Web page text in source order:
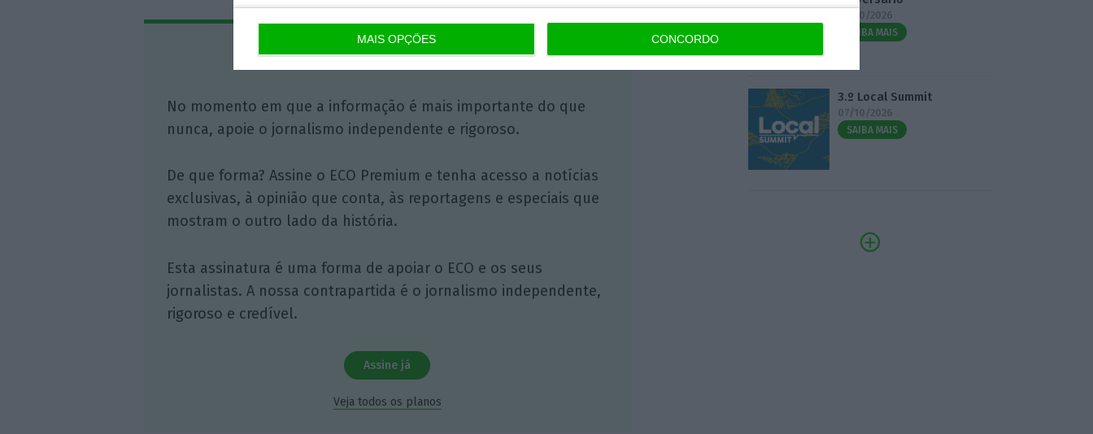
MAIS OPÇÕES CONCORDO
Assine o ECO Premium
No momento em que a informação é mais importante do que
nunca, apoie o jornalismo independente e rigoroso.
De que forma? Assine o ECO Premium e tenha acesso a notícias
exclusivas, à opinião que conta, às reportagens e especiais que
mostram o outro lado da história.
Esta assinatura é uma forma de apoiar o ECO e os seus
jornalistas. A nossa contrapartida é o jornalismo independente,
rigoroso e credível.
Assine já
Veja todos os planos
14/10/2026
SAIBA MAIS
3.º Local Summit
07/10/2026
SAIBA MAIS